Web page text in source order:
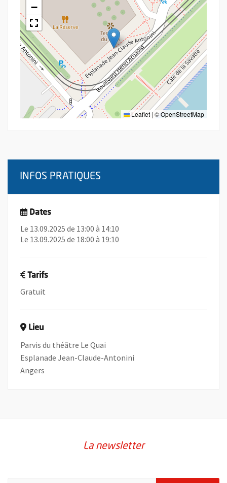
−
Leaflet | ©OpenStreetMap
INFOS PRATIQUES
Dates
Le 13.09.2025 de 13:00 à 14:10
Le 13.09.2025 de 18:00 à 19:10
Tarifs
Gratuit
Lieu
Parvis du théâtre Le Quai
Esplanade Jean-Claude-Antonini
Angers
La newsletter